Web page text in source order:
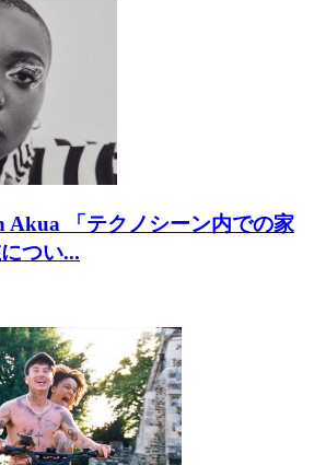
Akua 「テクノシーン内での家
つい...